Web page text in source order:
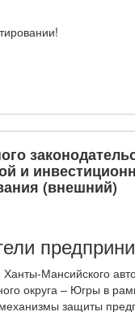
и
(внешний)
Ханты-Мансийского
округа – Югры в
защиты